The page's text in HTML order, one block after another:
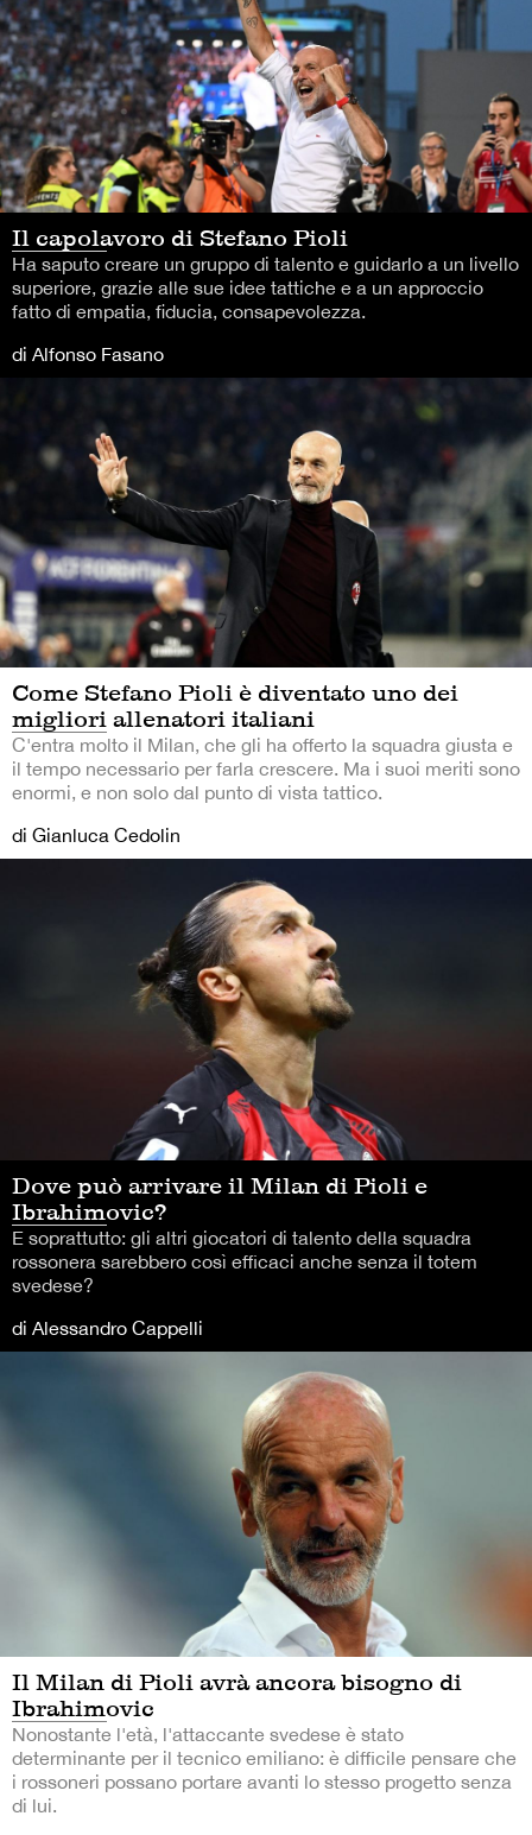
Il capolavoro di Stefano Pioli
Ha saputo creare un gruppo di talento e guidarlo a un livello
superiore, grazie alle sue idee tattiche e a un approccio
fatto di empatia, fiducia, consapevolezza.
di Alfonso Fasano
Come Stefano Pioli è diventato uno dei
migliori allenatori italiani
C'entra molto il Milan, che gli ha offerto la squadra giusta e
il tempo necessario per farla crescere. Ma i suoi meriti sono
enormi, e non solo dal punto di vista tattico.
di Gianluca Cedolin
Dove può arrivare il Milan di Pioli e
Ibrahimovic?
E soprattutto: gli altri giocatori di talento della squadra
rossonera sarebbero così efficaci anche senza il totem
svedese?
di Alessandro Cappelli
Il Milan di Pioli avrà ancora bisogno di
Ibrahimovic
Nonostante l'età, l'attaccante svedese è stato
determinante per il tecnico emiliano: è difficile pensare che
i rossoneri possano portare avanti lo stesso progetto senza
di lui.